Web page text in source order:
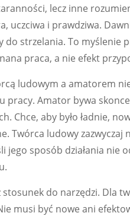
lecz inne
uczciwa i prawdziwa.
do strzelania. To myślenie
praca, a nie efekt
ludowym a amatorem
pracy. Amator bywa
Chce, aby było ładnie,
Twórca ludowy
jego sposób działania nie
do narzędzi. Dla
musi być nowe ani